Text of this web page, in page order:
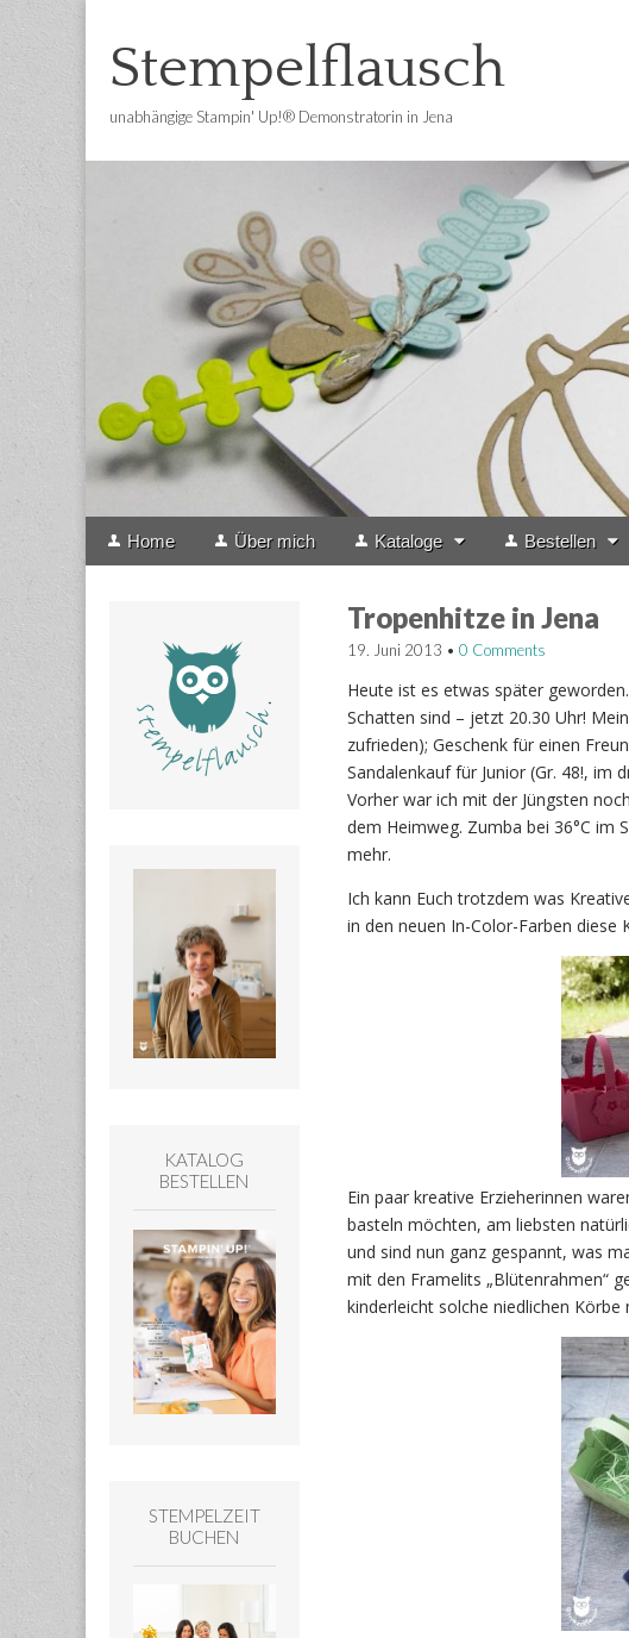
Stempelflausch
unabhängige Stampin' Up!® Demonstratorin in Jena
Main
Skip
Home Über mich Kataloge Bestellen
Tropenhitze in Jena
19. Juni 2013 • 0 Comments
Heute ist es etwas später
Schatten sind – jetzt 20.30 Uhr!
zufrieden); Geschenk für einen
Sandalenkauf für Junior (Gr. 48!, im
Vorher war ich mit der Jüngsten
dem Heimweg. Zumba bei 36°C im
mehr.
Ich kann Euch trotzdem was
in den neuen In-Color-Farben diese
Ein paar kreative Erzieherinnen
basteln möchten, am liebsten
und sind nun ganz gespannt, was
mit den Framelits „Blütenrahmen“
kinderleicht solche niedlichen Körbe
KATALOG
BESTELLEN
STEMPELZEIT
BUCHEN